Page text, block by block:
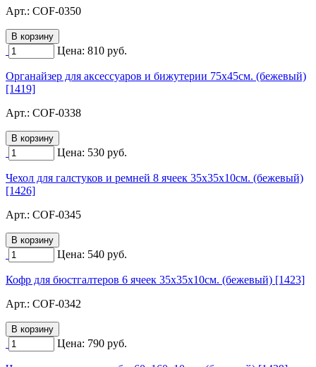
Арт.: COF-0350
Цена: 810 руб.
Органайзер для аксессуаров и бижутерии 75х45см. (бежевый)
[1419]
Арт.: COF-0338
Цена: 530 руб.
Чехол для галстуков и ремней 8 ячеек 35х35х10см. (бежевый)
[1426]
Арт.: COF-0345
Цена: 540 руб.
Кофр для бюстгалтеров 6 ячеек 35х35х10см. (бежевый) [1423]
Арт.: COF-0342
Цена: 790 руб.